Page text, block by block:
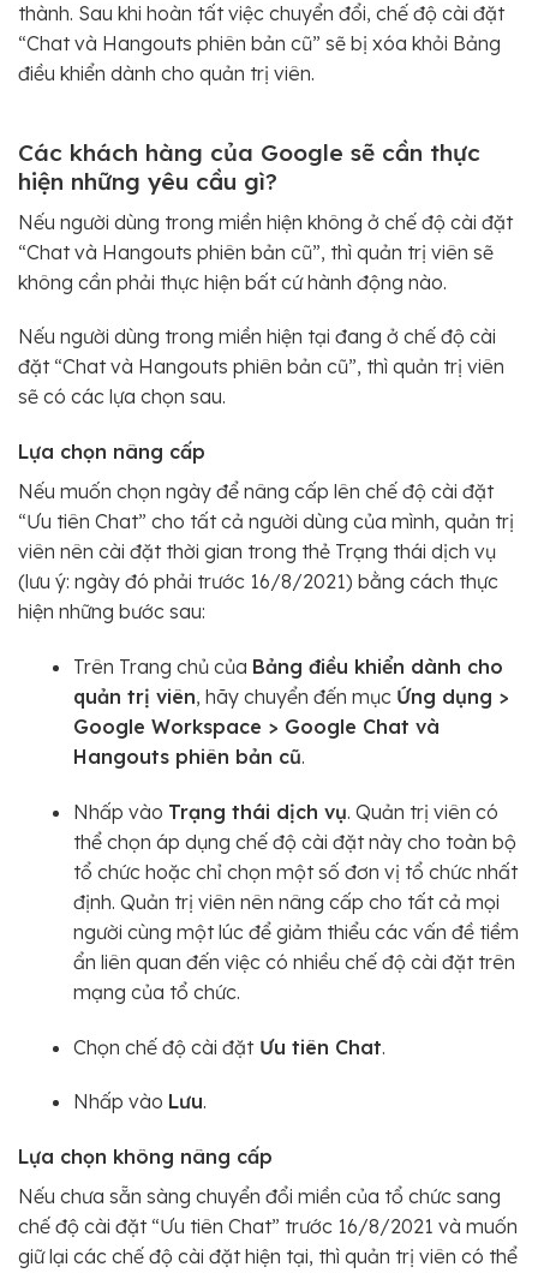
thành. Sau khi hoàn tất việc chuyển đổi, chế độ cài đặt
“Chat và Hangouts phiên bản cũ” sẽ bị xóa khỏi Bảng
điều khiển dành cho quản trị viên.
Các khách hàng của Google sẽ cần thực
hiện những yêu cầu gì?
Nếu người dùng trong miền hiện không ở chế độ cài đặt
“Chat và Hangouts phiên bản cũ”, thì quản trị viên sẽ
không cần phải thực hiện bất cứ hành động nào.
Nếu người dùng trong miền hiện tại đang ở chế độ cài
đặt “Chat và Hangouts phiên bản cũ”, thì quản trị viên
sẽ có các lựa chọn sau.
Lựa chọn nâng cấp
Nếu muốn chọn ngày để nâng cấp lên chế độ cài đặt
“Ưu tiên Chat” cho tất cả người dùng của mình, quản trị
viên nên cài đặt thời gian trong thẻ Trạng thái dịch vụ
(lưu ý: ngày đó phải trước 16/8/2021) bằng cách thực
hiện những bước sau:
Trên Trang chủ của Bảng điều khiển dành cho
quản trị viên, hãy chuyển đến mục Ứng dụng >
Google Workspace > Google Chat và
Hangouts phiên bản cũ.
Nhấp vào Trạng thái dịch vụ. Quản trị viên có
thể chọn áp dụng chế độ cài đặt này cho toàn bộ
tổ chức hoặc chỉ chọn một số đơn vị tổ chức nhất
định. Quản trị viên nên nâng cấp cho tất cả mọi
người cùng một lúc để giảm thiểu các vấn đề tiềm
ẩn liên quan đến việc có nhiều chế độ cài đặt trên
mạng của tổ chức.
Chọn chế độ cài đặtƯu tiên Chat.
Nhấp vào Lưu.
Lựa chọn không nâng cấp
Nếu chưa sẵn sàng chuyển đổi miền của tổ chức sang
chế độ cài đặt “Ưu tiên Chat” trước 16/8/2021 và muốn
giữ lại các chế độ cài đặt hiện tại, thì quản trị viên có thể